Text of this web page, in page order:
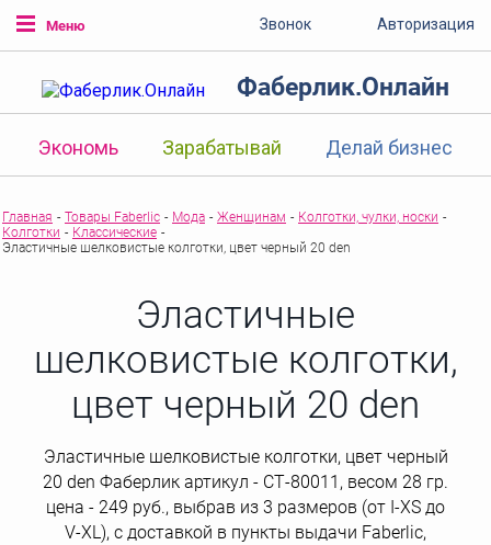
Меню Звонок Авторизация
Фаберлик.Онлайн
Экономь Зарабатывай Делай бизнес
Главная - Товары Faberlic - Мода - Женщинам - Колготки, чулки, носки -
Колготки - Классические -
Эластичные шелковистые колготки, цвет черный 20 den
Эластичные
шелковистые колготки,
цвет черный 20 den
Эластичные шелковистые колготки, цвет черный
20 den Фаберлик артикул - СТ-80011, весом 28 гр.
цена - 249 руб., выбрав из 3 размеров (от I-XS до
V-XL), с доставкой в пункты выдачи Faberlic,